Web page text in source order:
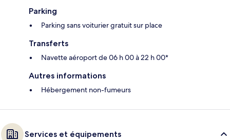
Parking
Parking sans voiturier gratuit sur place
Transferts
Navette aéroport de 06 h 00 à 22 h 00*
Autres informations
Hébergement non-fumeurs
Services et équipements